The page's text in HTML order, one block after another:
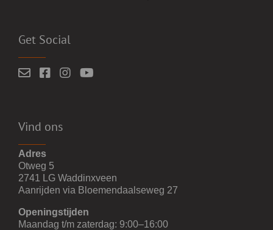
Get Social
Vind ons
Adres
Otweg 5
2741 LG Waddinxveen
Aanrijden via Bloemendaalseweg 27
Openingstijden
Maandag t/m zaterdag: 9:00–16:00